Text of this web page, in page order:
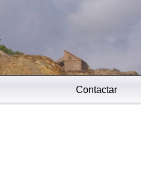
Contactar